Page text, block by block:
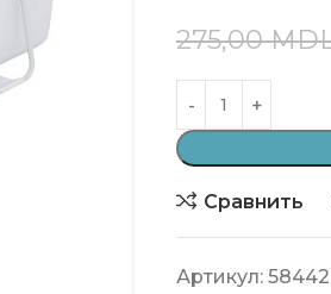
275,00
Сравнить
Артикул: